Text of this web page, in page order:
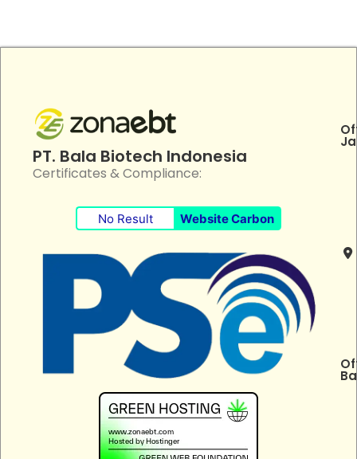
PT. Bala Biotech Indonesia
Certificates & Compliance:
No Result Website Carbon